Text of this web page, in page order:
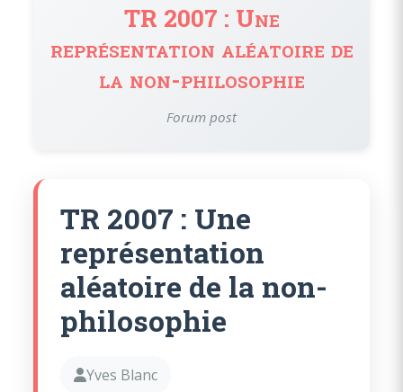
TR 2007 : Une
représentation aléatoire de
la non-philosophie
Forum post
TR 2007 : Une
représentation
aléatoire de la non-
philosophie
Yves Blanc